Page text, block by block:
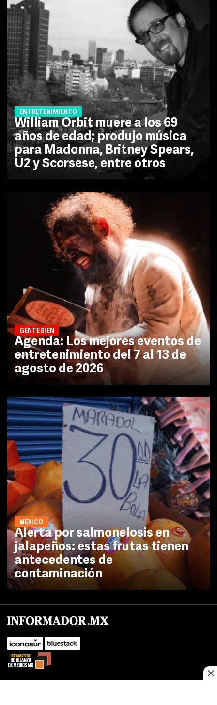
ENTRETENIMIENTO
William Orbit muere a los 69
años de edad; produjo música
para Madonna, Britney Spears,
U2 y Scorsese, entre otros
GENTE BIEN
Agenda: Los mejores eventos de
entretenimiento del 7 al 13 de
agosto de 2026
MÉXICO
Alerta por salmonelosis en
jalapeños: estas frutas tienen
antecedentes de
contaminación